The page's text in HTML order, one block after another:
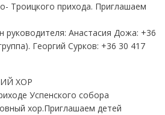
Троицкого прихода. Приглашаем
руководителя: Анастасия Дожа: +36
Георгий Сурков: +36 30 417
ХОР
Успенского собора
хор.Приглашаем детей